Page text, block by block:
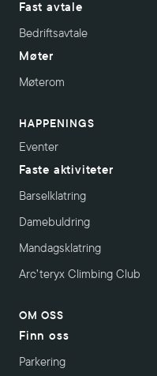
Fast avtale
Bedriftsavtale
Møter
Møterom
HAPPENINGS
Eventer
Faste aktiviteter
Barselklatring
Damebuldring
Mandagsklatring
Arc’teryx Climbing Club
OM OSS
Finn oss
Parkering